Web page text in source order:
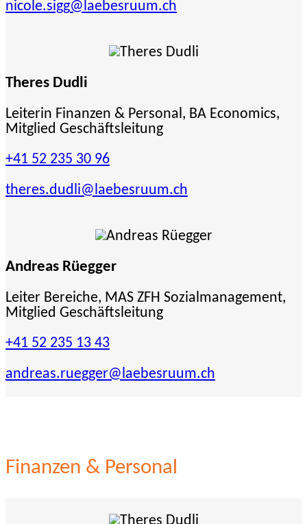
nicole.sigg@laebesruum.ch
Theres Dudli
Leiterin Finanzen & Personal, BA Economics,
Mitglied Geschäftsleitung
+41 52 235 30 96
theres.dudli@laebesruum.ch
Andreas Rüegger
Leiter Bereiche, MAS ZFH Sozialmanagement,
Mitglied Geschäftsleitung
+41 52 235 13 43
andreas.ruegger@laebesruum.ch
Finanzen & Personal